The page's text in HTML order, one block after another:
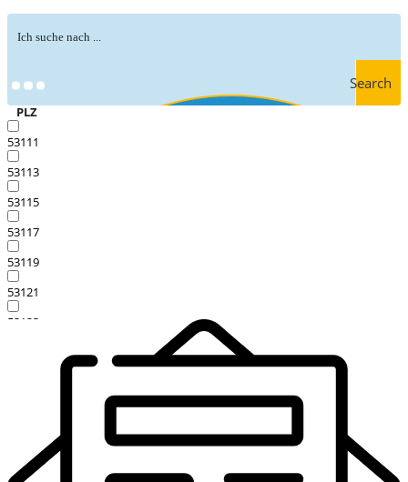
Search
PLZ
53111
53113
53115
53117
53119
53121
53123
53175